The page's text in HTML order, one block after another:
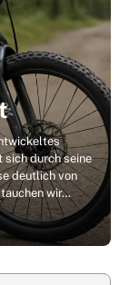
sich durch seine
deutlich von
wir…